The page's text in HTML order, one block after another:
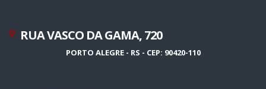
RUA VASCO DA GAMA, 720
PORTO ALEGRE - RS - CEP: 90420-110